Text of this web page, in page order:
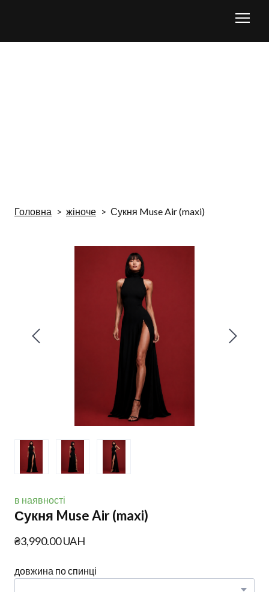
Головна жіноче Сукня Muse Air (maxi)
в наявності
Сукня Muse Air (maxi)
₴3,990.00 UAH
довжина по спинці